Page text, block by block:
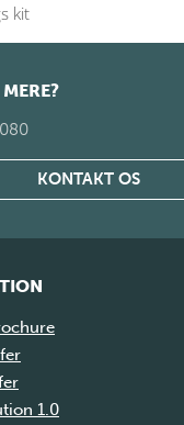
kit
KONTAKT OS
1.0